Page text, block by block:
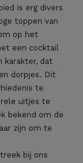
is erg divers
toppen van
op het
een cocktail
karakter, dat
dorpjes. Dit
te
uitjes te
bekend om de
zijn om te
bij ons